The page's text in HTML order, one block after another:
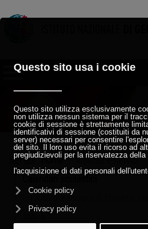
Sei qui:Home Risorse e servizi
Calendari scolastici
Un futuro a misura di Pianeta,
Primarie